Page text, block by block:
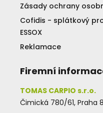
Zásady ochrany
Cofidis - splátkový
ESSOX
Reklamace
Firemní
TOMAS CARPIO s.r.o.
Čimická 780/61, Praha